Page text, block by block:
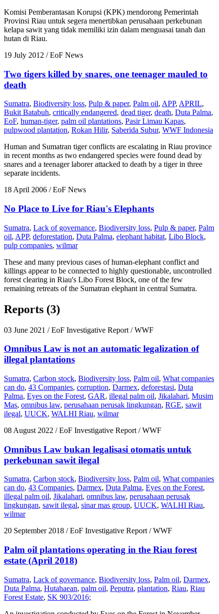
Komisi Pemberantasan Korupsi (KPK) mendorong Pemerintah
Provinsi Riau untuk segera menertibkan perusahaan perkebunan
kelapa sawit yang tidak memiliki izin dalam menguasai tanah dan
hutan di Riau.
19 July 2012 / EoF News
Two tigers killed by snares, one teenager mauled to
death
Sumatra, Biodiversity loss, Pulp & paper, Palm oil, APP, APRIL,
Bukit Batabuh, critically endangered, dead tiger, death, Duta Palma,
EoF, human-tiger, palm oil plantations, Pasir Limau Kapas,
pulpwood plantation, Rokan Hilir, Saberida Subur, WWF Indonesia
Human and Sumatran tiger conflicts are escalating in Riau province
in recent months as two endangered species were found dead by
snares and a teenager laborer attacked to death by a tiger in three
separate incidents.
18 April 2006 / EoF News
No Place to Live for Riau's Elephants
Sumatra, Lack of governance, Biodiversity loss, Pulp & paper, Palm
oil, APP, deforestation, Duta Palma, elephant habitat, Libo Block,
pulp companies, wilmar
These and many previous cases of human-elephant conflict and
killings appear to be connected to highly questionable, uncontrolled
forest clearing in Riau's Libo Forest Block, one of the few
remaining retreats of the Sumatran elephant in central Sumatra.
Reports (3)
03 June 2021 / EoF Investigative Report / WWF
Omnibus Law is not an automatic legalization of
illegal plantations
Sumatra, Carbon stock, Biodiversity loss, Palm oil, What companies
can do, 43 Companies, corruption, Darmex, deforestasi, Duta
Palma, Eyes on the Forest, GAR, illegal palm oil, Jikalahari, Musim
Mas, omnibus law, perusahaan perusak lingkungan, RGE, sawit
ilegal, UUCK, WALHI Riau, wilmar
08 August 2022 / EoF Investigative Report / WWF
Omnibus Law bukan legalisasi otomatis untuk
perkebunan sawit ilegal
Sumatra, Carbon stock, Biodiversity loss, Palm oil, What companies
can do, 43 Companies, Darmex, Duta Palma, Eyes on the Forest,
illegal palm oil, Jikalahari, omnibus law, perusahaan perusak
lingkungan, sawit ilegal, sinar mas group, UUCK, WALHI Riau,
wilmar
20 September 2018 / EoF Investigative Report / WWF
Palm oil plantations operating in the Riau forest
estate (April 2018)
Sumatra, Lack of governance, Biodiversity loss, Palm oil, Darmex,
Duta Palma, Hutahaean, palm oil, Peputra, plantation, Riau, Riau
Forest Estate, SK 903/2016;